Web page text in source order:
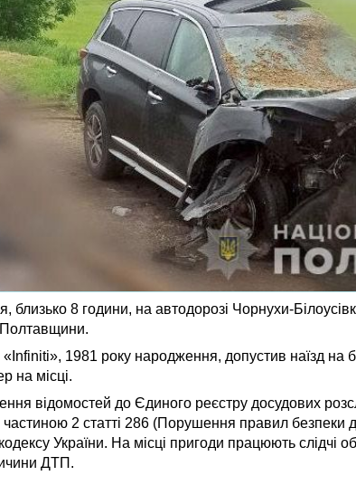
8 години, на автодорозі Чорнухи-
Полтавщини.
1981 року народження, допустив наїзд на
на місці.
відомостей до Єдиного реєстру досудових
2 статті 286 (Порушення правил
України. На місці пригоди працюють слідчі
ДТП.